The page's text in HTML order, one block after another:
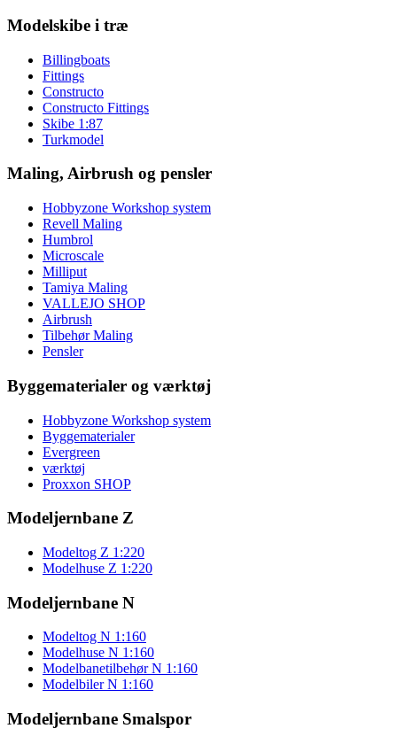
Modelskibe i træ
Billingboats
Fittings
Constructo
Constructo Fittings
Skibe 1:87
Turkmodel
Maling, Airbrush og pensler
Hobbyzone Workshop system
Revell Maling
Humbrol
Microscale
Milliput
Tamiya Maling
VALLEJO SHOP
Airbrush
Tilbehør Maling
Pensler
Byggematerialer og værktøj
Hobbyzone Workshop system
Byggematerialer
Evergreen
værktøj
Proxxon SHOP
Modeljernbane Z
Modeltog Z 1:220
Modelhuse Z 1:220
Modeljernbane N
Modeltog N 1:160
Modelhuse N 1:160
Modelbanetilbehør N 1:160
Modelbiler N 1:160
Modeljernbane Smalspor